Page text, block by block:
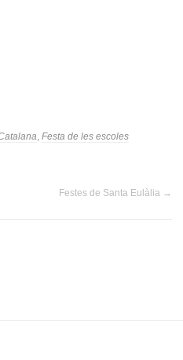
, Festa de les escoles
Festes de Santa Eulàlia →